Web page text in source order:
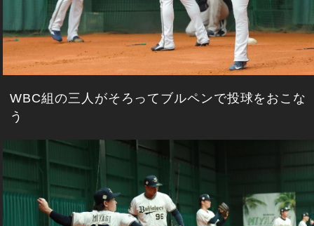
WBC組の三人がそろってブルペンで投球をおこな
う